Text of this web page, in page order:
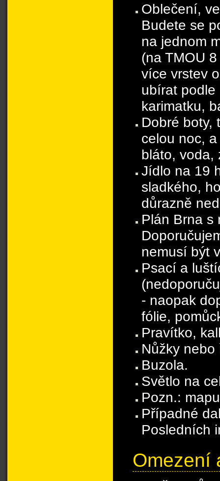
Oblečení,
Budete se
na jednom
(na TMOU
více vrstev
ubírat podle
karimatku,
Dobré boty,
celou noc,
bláto, voda,
Jídlo na 19
sladkého,
důrazně
Plán Brna s
nemusí být
Psací a
- naopak
fólie,
Pravítko,
Nůžky nebo
Buzola.
Světlo na
Pozn.:
Případné
Posledních
Omezení